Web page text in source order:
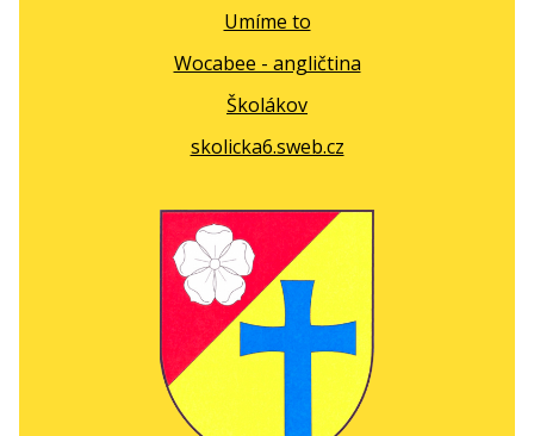
Umíme to
Wocabee - angličtina
Školákov
skolicka6.sweb.cz